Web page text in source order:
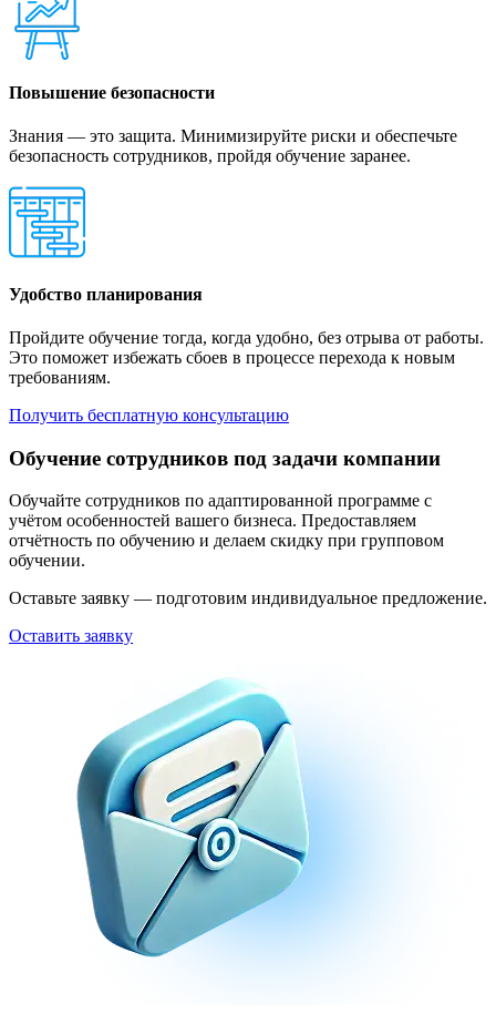
Повышение безопасности
Знания — это защита. Минимизируйте риски и обеспечьте
безопасность сотрудников, пройдя обучение заранее.
Удобство планирования
Пройдите обучение тогда, когда удобно, без отрыва от работы.
Это поможет избежать сбоев в процессе перехода к новым
требованиям.
Получить бесплатную консультацию
Обучение сотрудников под задачи компании
Обучайте сотрудников по адаптированной программе с
учётом особенностей вашего бизнеса. Предоставляем
отчётность по обучению и делаем скидку при групповом
обучении.
Оставьте заявку — подготовим индивидуальное предложение.
Оставить заявку